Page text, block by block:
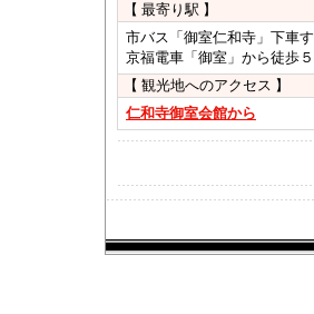
【 最寄り駅 】
市バス「御室仁和寺」下車
京福電車「御室」から徒歩
【 観光地へのアクセス 】
仁和寺御室会館から